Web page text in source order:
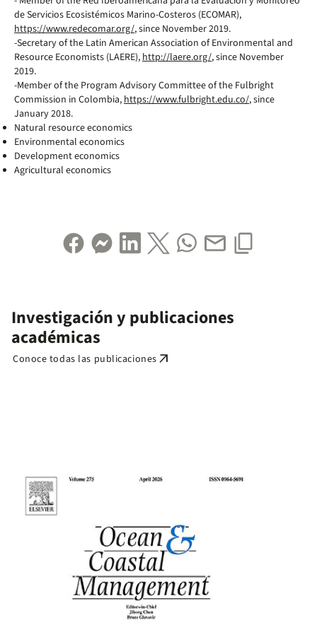
de Servicios Ecosistémicos Marino-Costeros (ECOMAR),
https://www.redecomar.org/, since November 2019.
-Secretary of the Latin American Association of Environmental and
Resource Economists (LAERE),http://laere.org/, since November
2019.
-Member of the Program Advisory Committee of the Fulbright
Commission in Colombia,https://www.fulbright.edu.co/, since
January 2018.
Natural resource economics
Environmental economics
Development economics
Agricultural economics
Investigación y publicaciones
académicas
Conoce todas las publicaciones arrow_outward